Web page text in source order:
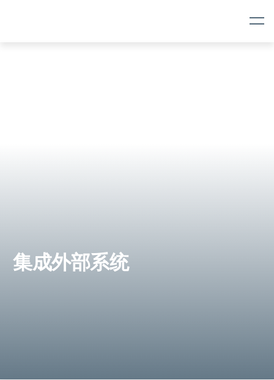
集成外部系统